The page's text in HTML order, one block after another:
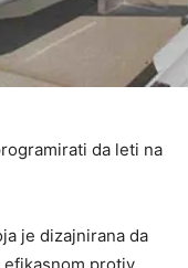
da leti na
je dizajnirana da